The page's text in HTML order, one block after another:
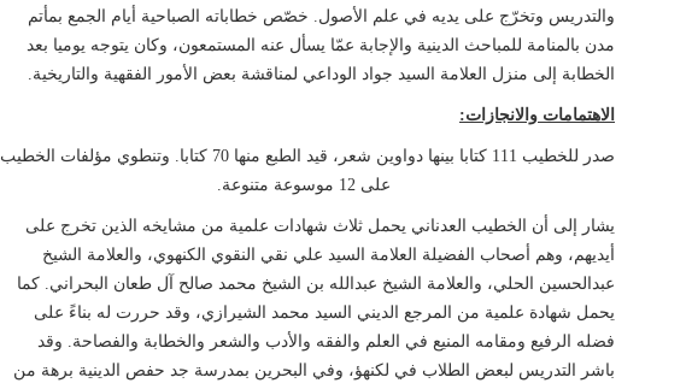
والتدريس وتخرّج على يديه في علم الأصول. خصّص خطاباته الصباحية أيام الجمع بمأتم
مدن بالمنامة للمباحث الدينية والإجابة عمّا يسأل عنه المستمعون، وكان يتوجه يوميا بعد
الخطابة إلى منزل العلامة السيد جواد الوداعي لمناقشة بعض الأمور الفقهية والتاريخية.
الاهتمامات والانجازات:
صدر للخطيب 111 كتابا بينها دواوين شعر، قيد الطبع منها 70 كتابا. وتنطوي مؤلفات الخطيب
على 12 موسوعة
متنوعة.
يشار إلى أن الخطيب العدناني يحمل ثلاث شهادات علمية من مشايخه الذين تخرج على
أيديهم، وهم أصحاب الفضيلة العلامة السيد علي نقي النقوي الكنهوي، والعلامة الشيخ
عبدالحسين الحلي، والعلامة الشيخ عبدالله بن الشيخ محمد صالح آل طعان البحراني. كما
يحمل شهادة علمية من المرجع الديني السيد محمد الشيرازي، وقد حررت له بناءً على
فضله الرفيع ومقامه المنيع في العلم والفقه والأدب والشعر والخطابة والفصاحة. وقد
باشر التدريس لبعض الطلاب في لكنهؤ، وفي البحرين بمدرسة جد حفص الدينية برهة من